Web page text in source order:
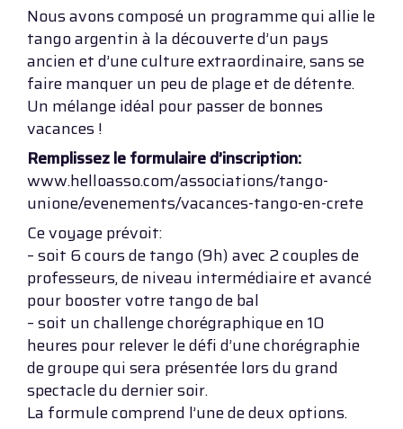
Nous avons composé un programme qui allie le
tango argentin à la découverte d’un pays
ancien et d’une culture extraordinaire, sans se
faire manquer un peu de plage et de détente.
Un mélange idéal pour passer de bonnes
vacances !
Remplissez le formulaire d’inscription:
www.helloasso.com/associations/tango-
unione/evenements/vacances-tango-en-crete
Ce voyage prévoit:
– soit 6 cours de tango (9h) avec 2 couples de
professeurs, de niveau intermédiaire et avancé
pour booster votre tango de bal
– soit un challenge chorégraphique en 10
heures pour relever le défi d’une chorégraphie
de groupe qui sera présentée lors du grand
spectacle du dernier soir.
La formule comprend l’une de deux options.